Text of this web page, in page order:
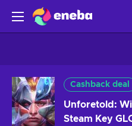
Cashback deal
Unforetold:
Steam Key